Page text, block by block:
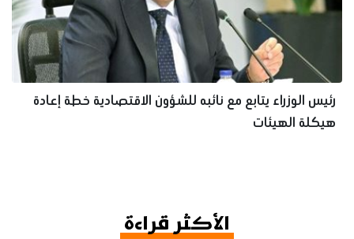
رئيس الوزراء يتابع مع نائبه للشؤون الاقتصادية خطة إعادة
هيكلة الهيئات
الأكثر قراءة